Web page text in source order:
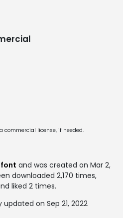
commercial license, if needed.
font and was created on Mar 2,
downloaded 2,170 times,
liked 2 times.
on Sep 21, 2022